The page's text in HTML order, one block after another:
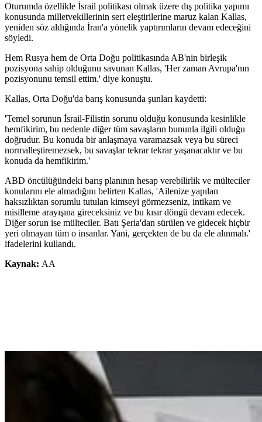
Oturumda özellikle İsrail politikası olmak üzere dış politika yapımı
konusunda milletvekillerinin sert eleştirilerine maruz kalan Kallas,
yeniden söz aldığında İran'a yönelik yaptırımların devam edeceğini
söyledi.
Hem Rusya hem de Orta Doğu politikasında AB'nin birleşik
pozisyona sahip olduğunu savunan Kallas, 'Her zaman Avrupa'nın
pozisyonunu temsil ettim.' diye konuştu.
Kallas, Orta Doğu'da barış konusunda şunları kaydetti:
'Temel sorunun İsrail-Filistin sorunu olduğu konusunda kesinlikle
hemfikirim, bu nedenle diğer tüm savaşların bununla ilgili olduğu
doğrudur. Bu konuda bir anlaşmaya varamazsak veya bu süreci
normalleştiremezsek, bu savaşlar tekrar tekrar yaşanacaktır ve bu
konuda da hemfikirim.'
ABD öncülüğündeki barış planının hesap verebilirlik ve mülteciler
konularını ele almadığını belirten Kallas, 'Ailenize yapılan
haksızlıktan sorumlu tutulan kimseyi görmezseniz, intikam ve
misilleme arayışına gireceksiniz ve bu kısır döngü devam edecek.
Diğer sorun ise mülteciler. Batı Şeria'dan sürülen ve gidecek hiçbir
yeri olmayan tüm o insanlar. Yani, gerçekten de bu da ele alınmalı.'
ifadelerini kullandı.
Kaynak: AA